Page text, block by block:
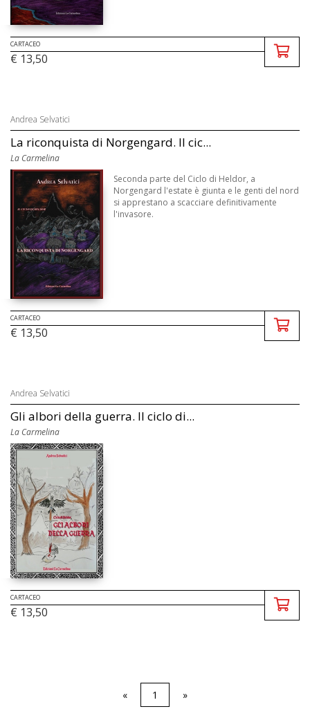
CARTACEO
€ 13,50
Andrea Selvatici
La riconquista di Norgengard. Il cic...
La Carmelina
Seconda parte del Ciclo di Heldor, a
Norgengard l'estate è giunta e le genti del nord
si apprestano a scacciare definitivamente
l'invasore.
CARTACEO
€ 13,50
Andrea Selvatici
Gli albori della guerra. Il ciclo di...
La Carmelina
CARTACEO
€ 13,50
« 1 »